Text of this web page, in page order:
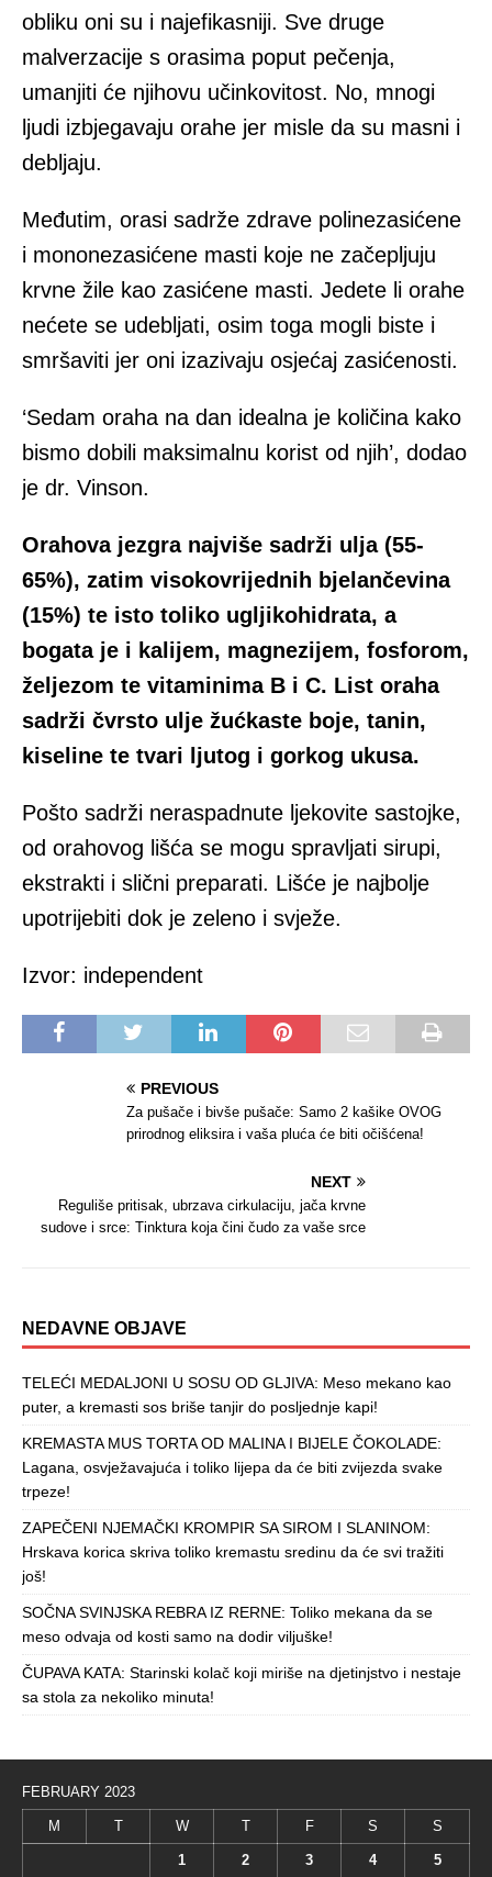
obliku oni su i najefikasniji. Sve druge
malverzacije s orasima poput pečenja,
umanjiti će njihovu učinkovitost. No, mnogi
ljudi izbjegavaju orahe jer misle da su masni i
debljaju.
Međutim, orasi sadrže zdrave polinezasićene
i mononezasićene masti koje ne začepljuju
krvne žile kao zasićene masti. Jedete li orahe
nećete se udebljati, osim toga mogli biste i
smršaviti jer oni izazivaju osjećaj zasićenosti.
‘Sedam oraha na dan idealna je količina kako
bismo dobili maksimalnu korist od njih’, dodao
je dr. Vinson.
Orahova jezgra najviše sadrži ulja (55-
65%), zatim visokovrijednih bjelančevina
(15%) te isto toliko ugljikohidrata, a
bogata je i kalijem, magnezijem, fosforom,
željezom te vitaminima B i C. List oraha
sadrži čvrsto ulje žućkaste boje, tanin,
kiseline te tvari ljutog i gorkog ukusa.
Pošto sadrži neraspadnute ljekovite sastojke,
od orahovog lišća se mogu spravljati sirupi,
ekstrakti i slični preparati. Lišće je najbolje
upotrijebiti dok je zeleno i svježe.
Izvor: independent
PREVIOUS
Za pušače i bivše pušače: Samo 2 kašike OVOG
prirodnog eliksira i vaša pluća će biti očišćena!
NEXT
Reguliše pritisak, ubrzava cirkulaciju, jača krvne
sudove i srce: Tinktura koja čini čudo za vaše srce
NEDAVNE OBJAVE
TELEĆI MEDALJONI U SOSU OD GLJIVA: Meso mekano kao
puter, a kremasti sos briše tanjir do posljednje kapi!
KREMASTA MUS TORTA OD MALINA I BIJELE ČOKOLADE:
Lagana, osvježavajuća i toliko lijepa da će biti zvijezda svake
trpeze!
ZAPEČENI NJEMAČKI KROMPIR SA SIROM I SLANINOM:
Hrskava korica skriva toliko kremastu sredinu da će svi tražiti
još!
SOČNA SVINJSKA REBRA IZ RERNE: Toliko mekana da se
meso odvaja od kosti samo na dodir viljuške!
ČUPAVA KATA: Starinski kolač koji miriše na djetinjstvo i nestaje
sa stola za nekoliko minuta!
FEBRUARY 2023
M T W T F S S
1 2 3 4 5